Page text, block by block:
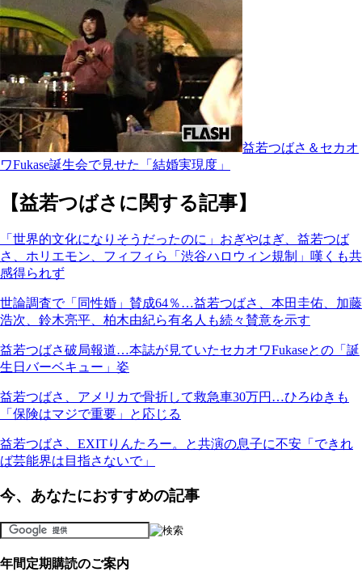
益若つばさ＆セカオ
ワFukase誕生会で見せた「結婚実現度」
【益若つばさに関する記事】
「世界的文化になりそうだったのに」おぎやはぎ、益若つば
さ、ホリエモン、フィフィら「渋谷ハロウィン規制」嘆くも共
感得られず
世論調査で「同性婚」賛成64％…益若つばさ、本田圭佑、加藤
浩次、鈴木亮平、柏木由紀ら有名人も続々賛意を示す
益若つばさ破局報道…本誌が見ていたセカオワFukaseとの「誕
生日バーベキュー」姿
益若つばさ、アメリカで骨折して救急車30万円…ひろゆきも
「保険はマジで重要」と応じる
益若つばさ、EXITりんたろー。と共演の息子に不安「できれ
ば芸能界は目指さないで」
今、あなたにおすすめの記事
年間定期購読のご案内